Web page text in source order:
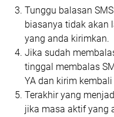
Tunggu balasan
biasanya tidak akan
yang anda kirimkan.
Jika sudah
tinggal membalas
YA dan kirim
Terakhir yang
jika masa aktif yang